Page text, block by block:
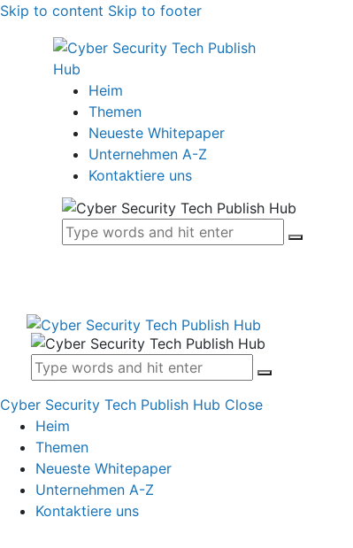
Skip to content Skip to footer
Heim
Themen
Neueste Whitepaper
Unternehmen A-Z
Kontaktiere uns
Cyber Security Tech Publish Hub Close
Heim
Themen
Neueste Whitepaper
Unternehmen A-Z
Kontaktiere uns